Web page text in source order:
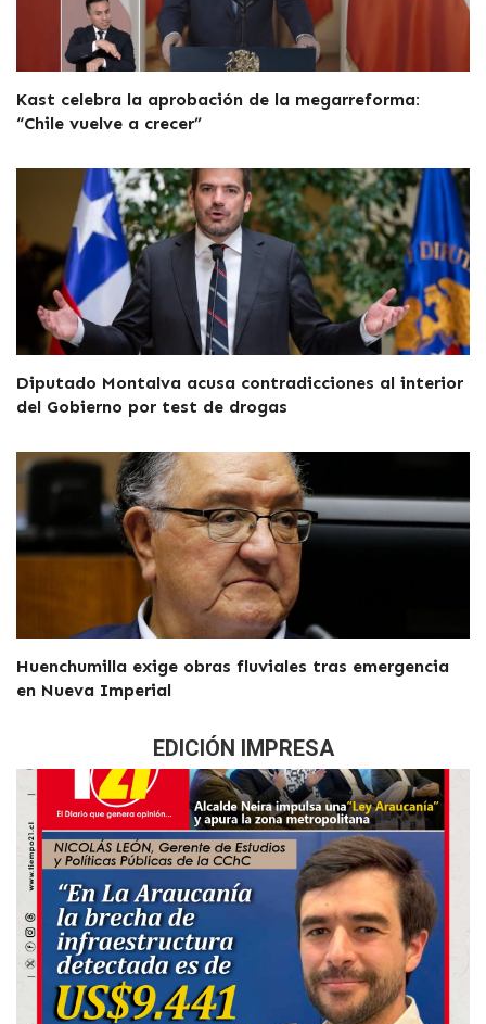
Kast celebra la aprobación de la megarreforma:
“Chile vuelve a crecer”
Diputado Montalva acusa contradicciones al interior
del Gobierno por test de drogas
Huenchumilla exige obras fluviales tras emergencia
en Nueva Imperial
EDICIÓN IMPRESA